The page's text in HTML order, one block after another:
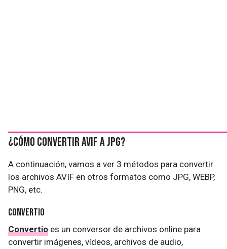
¿Cómo convertir AVIF a JPG?
A continuación, vamos a ver 3 métodos para convertir
los archivos AVIF en otros formatos como JPG, WEBP,
PNG, etc.
Convertio
Convertio es un conversor de archivos online para
convertir imágenes, vídeos, archivos de audio,